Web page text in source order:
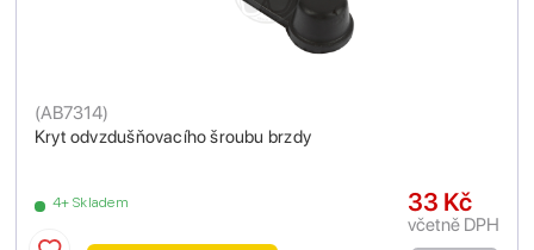
Kryt odvzdušňovacího šroubu brzdy
(AB7314)
4+ Skladem 33 Kč
včetně DPH